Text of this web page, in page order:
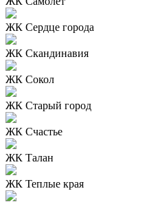
ЖК Сердце города
ЖК Скандинавия
ЖК Сокол
ЖК Старый город
ЖК Счастье
ЖК Талан
ЖК Теплые края